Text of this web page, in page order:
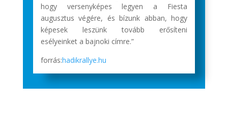
hogy versenyképes legyen a Fiesta
augusztus végére, és bízunk abban, hogy
képesek leszünk tovább erősíteni
esélyeinket a bajnoki címre.”
forrás:hadikrallye.hu